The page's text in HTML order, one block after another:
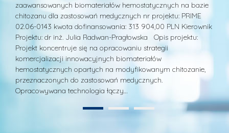
zaawansowanych biomateriałów hemostatycznych na bazie
chitozanu dla zastosowań medycznych nr projektu: PRIME
02.06-0143 kwota dofinansowania: 313 904,00 PLN Kierownik
Projektu: dr inż. Julia Radwan-Pragłowska Opis projektu:
Projekt koncentruje się na opracowaniu strategii
komercjalizacji innowacyjnych biomateriałów
hemostatycznych opartych na modyfikowanym chitozanie,
przeznaczonych do zastosowań medycznych.
Opracowywana technologia łączy…
1 2